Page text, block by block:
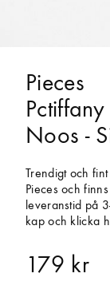
Pieces
Noos -
Trendigt och
Pieces och
leveranstid på
kap och klicka
179 kr